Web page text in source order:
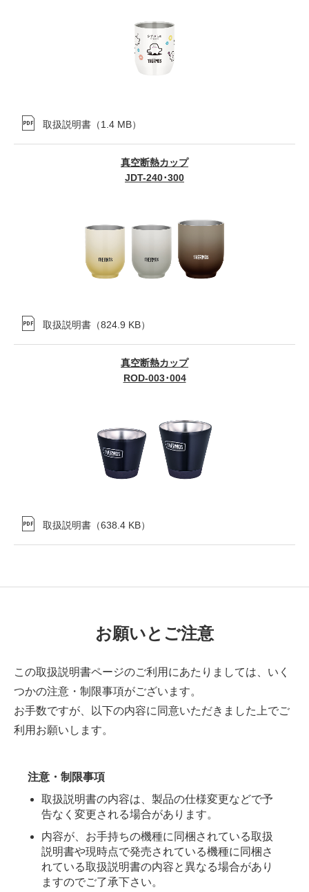
取扱説明書 （1.4 MB）
真空断熱カップ
JDT-240･300
取扱説明書 （824.9 KB）
真空断熱カップ
ROD-003･004
取扱説明書 （638.4 KB）
お願いとご注意
この取扱説明書ページのご利用にあたりましては、いく
つかの注意・制限事項がございます。
お手数ですが、以下の内容に同意いただきました上でご
利用お願いします。
注意・制限事項
取扱説明書の内容は、製品の仕様変更などで予
告なく変更される場合があります。
内容が、お手持ちの機種に同梱されている取扱
説明書や現時点で発売されている機種に同梱さ
れている取扱説明書の内容と異なる場合があり
ますのでご了承下さい。